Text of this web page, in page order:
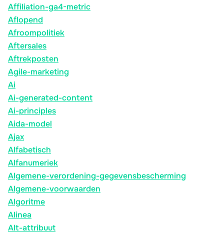
Affiliation-ga4-metric
Aflopend
Afroompolitiek
Aftersales
Aftrekposten
Agile-marketing
Ai
Ai-generated-content
Ai-principles
Aida-model
Ajax
Alfabetisch
Alfanumeriek
Algemene-verordening-gegevensbescherming
Algemene-voorwaarden
Algoritme
Alinea
Alt-attribuut